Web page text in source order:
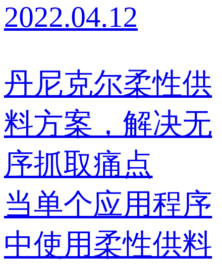
2022.04.12
丹尼克尔柔性供
料方案，解决无
序抓取痛点
当单个应用程序
中使用柔性供料